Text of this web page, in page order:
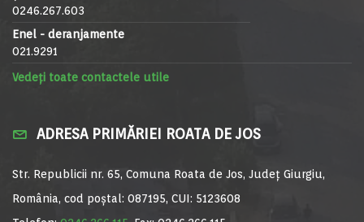
0246.267.603
Enel - deranjamente
021.9291
Vedeți toate contactele utile
ADRESA PRIMĂRIEI ROATA DE JOS
Str. Republicii nr. 65, Comuna Roata de Jos, Județ Giurgiu,
România, cod poștal: 087195, CUI: 5123608